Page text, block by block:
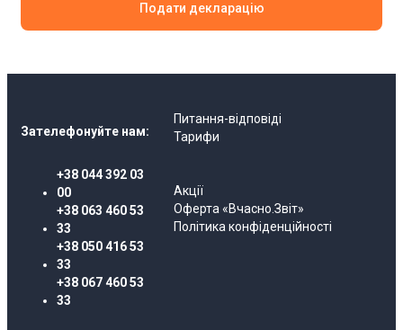
Подати декларацію
Зателефонуйте нам:
+38 044 392 03
00
+38 063 460 53
33
+38 050 416 53
33
+38 067 460 53
33
Питання-відповіді
Тарифи
Акції
Оферта «Вчасно.Звіт»
Політика конфіденційності